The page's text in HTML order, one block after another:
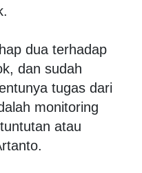
dua terhadap
dan sudah
tugas dari
monitoring
atau